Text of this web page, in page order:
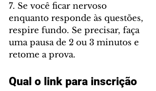
7. Se você ficar nervoso
enquanto responde às questões,
respire fundo. Se precisar, faça
uma pausa de 2 ou 3 minutos e
retome a prova.
Qual o link para inscrição